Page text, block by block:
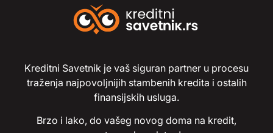
Kreditni Savetnik je vaš siguran partner u procesu
traženja najpovoljnijih stambenih kredita i ostalih
finansijskih usluga.
Brzo i lako, do vašeg novog doma na kredit,